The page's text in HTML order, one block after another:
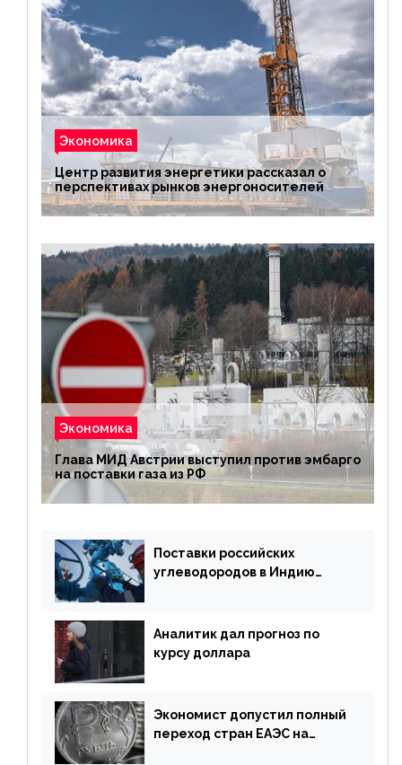
Экономика
Центр развития энергетики рассказал о
перспективах рынков энергоносителей
Экономика
Глава МИД Австрии выступил против эмбарго
на поставки газа из РФ
Поставки российских
углеводородов в Индию
Аналитик дал прогноз по
курсу доллара
Экономист допустил полный
переход стран ЕАЭС на